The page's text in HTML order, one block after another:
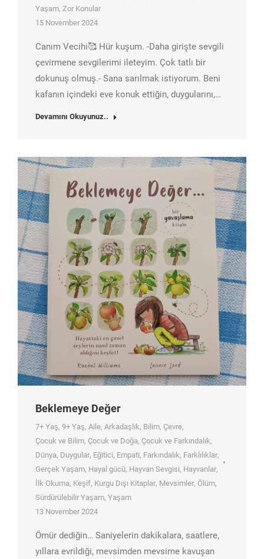
Yaşam, Zor Konular
15 November 2024
Canım Vecihi🥰 Hür kuşum. -Daha girişte sevgili
çevirmene sevgilerimi ileteyim. Çok tatlı bir
dokunuş olmuş.- Sana sarılmak istiyorum. Beni
kafanın içindeki eve konuk ettiğin, duygularını,…
Devamını Okuyunuz..
Beklemeye Değer
7+ Yaş, 9+ Yaş, Aile, Arkadaşlık, Bilim, Çevre,
Çocuk ve Bilim, Çocuk ve Doğa, Çocuk ve Farkındalık,
Dünya, Duygular, Eğitici, Empati, Farkındalık, Farklılıklar,
Gerçek Yaşam, Hayal gücü, Hayvan Sevgisi, Hayvanlar,
İlk Okuma, Keşif, Kurgu Dışı Kitaplar, Mevsimler, Ölüm,
Sürdürülebilir Yaşam, Yaşam
13 November 2024
Ömür dediğin… Saniyelerin dakikalara, saatlere,
yıllara evrildiği, mevsimden mevsime kavuşan